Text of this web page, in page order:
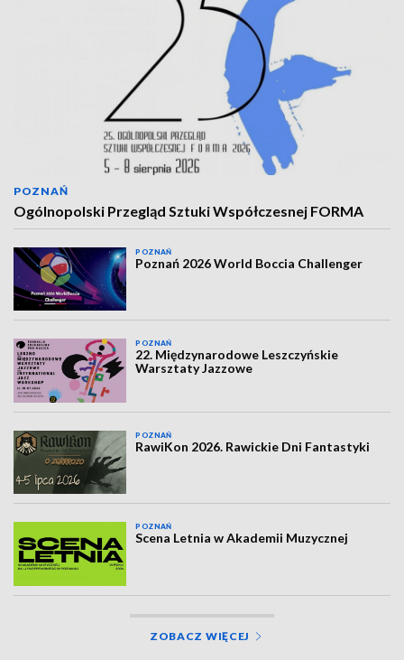
POZNAŃ
Ogólnopolski Przegląd Sztuki Współczesnej FORMA
POZNAŃ
Poznań 2026 World Boccia Challenger
POZNAŃ
22. Międzynarodowe Leszczyńskie
Warsztaty Jazzowe
POZNAŃ
RawiKon 2026. Rawickie Dni Fantastyki
POZNAŃ
Scena Letnia w Akademii Muzycznej
ZOBACZ WIĘCEJ